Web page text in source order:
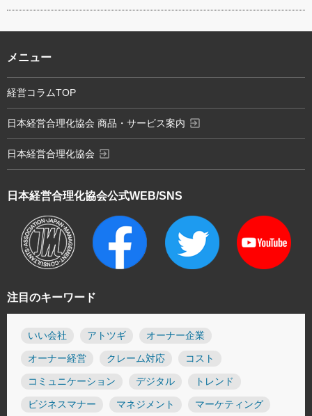
注目のキーワード
いい会社 アトツギ オーナー企業
オーナー経営 クレーム対応 コスト
コミュニケーション デジタル トレンド
ビジネスマナー マネジメント マーケティング
日本経営合理化協会公式WEB/SNS
メニュー
経営コラムTOP
日本経営合理化協会 商品・サービス案内 exit_to_app
日本経営合理化協会 exit_to_app